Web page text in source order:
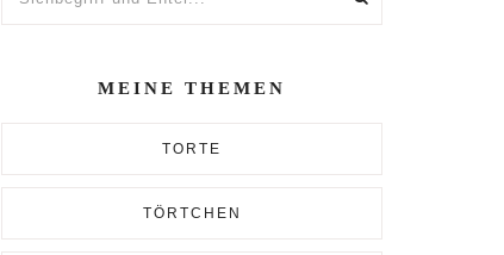
MEINE THEMEN
TORTE
TÖRTCHEN